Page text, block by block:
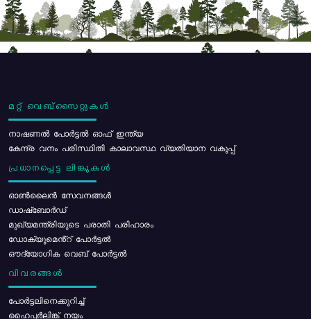
മറ്റ് വെബ്സൈറ്റുകൾ
നാഷണൽ പോർട്ടൽ ഓഫ് ഇന്ത്യ
കേന്ദ്ര വനം പരിസ്ഥിതി കാലാവസ്ഥ വ്യതിയാന വകുപ്പ്
പ്രധാനപ്പെട്ട ലിങ്കുകൾ
ഓൺലൈൻ സേവനങ്ങൾ
ഡാഷ്ബോർഡ്
മുഖ്യമന്ത്രിയുടെ പരാതി പരിഹാരം
ഡോക്യുമെൻ്റ് പോർട്ടൽ
ഔദ്യോഗിക വെബ് പോർട്ടൽ
വിവരങ്ങൾ
പോര്‍ട്ടലിനെക്കുറിച്ച്
ഹൈപ്പർലിങ്ക് നയം